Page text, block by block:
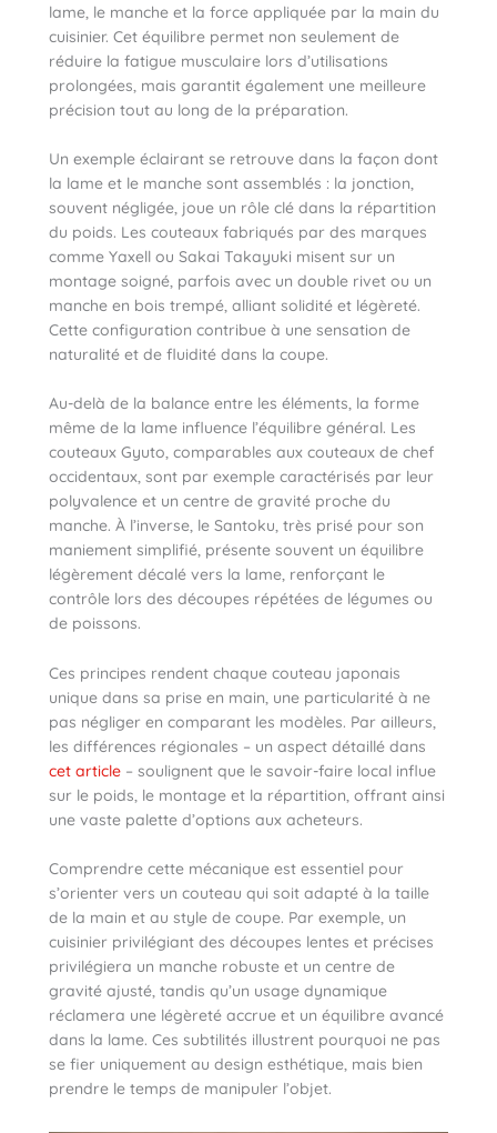
lame, le manche et la force appliquée par la main du
cuisinier. Cet équilibre permet non seulement de
réduire la fatigue musculaire lors d’utilisations
prolongées, mais garantit également une meilleure
précision tout au long de la préparation.
Un exemple éclairant se retrouve dans la façon dont
la lame et le manche sont assemblés : la jonction,
souvent négligée, joue un rôle clé dans la répartition
du poids. Les couteaux fabriqués par des marques
comme Yaxell ou Sakai Takayuki misent sur un
montage soigné, parfois avec un double rivet ou un
manche en bois trempé, alliant solidité et légèreté.
Cette configuration contribue à une sensation de
naturalité et de fluidité dans la coupe.
Au-delà de la balance entre les éléments, la forme
même de la lame influence l’équilibre général. Les
couteaux Gyuto, comparables aux couteaux de chef
occidentaux, sont par exemple caractérisés par leur
polyvalence et un centre de gravité proche du
manche. À l’inverse, le Santoku, très prisé pour son
maniement simplifié, présente souvent un équilibre
légèrement décalé vers la lame, renforçant le
contrôle lors des découpes répétées de légumes ou
de poissons.
Ces principes rendent chaque couteau japonais
unique dans sa prise en main, une particularité à ne
pas négliger en comparant les modèles. Par ailleurs,
les différences régionales – un aspect détaillé dans
cet article – soulignent que le savoir-faire local influe
sur le poids, le montage et la répartition, offrant ainsi
une vaste palette d’options aux acheteurs.
Comprendre cette mécanique est essentiel pour
s’orienter vers un couteau qui soit adapté à la taille
de la main et au style de coupe. Par exemple, un
cuisinier privilégiant des découpes lentes et précises
privilégiera un manche robuste et un centre de
gravité ajusté, tandis qu’un usage dynamique
réclamera une légèreté accrue et un équilibre avancé
dans la lame. Ces subtilités illustrent pourquoi ne pas
se fier uniquement au design esthétique, mais bien
prendre le temps de manipuler l’objet.